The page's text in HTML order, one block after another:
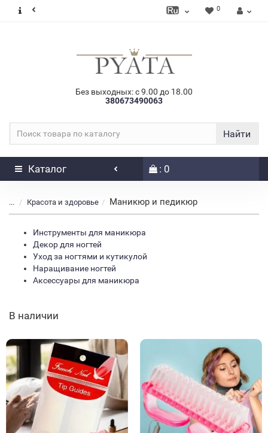
0
Без выходных: с 9.00 до 18.00
380673490063
Найти
Каталог : 0
... Красота и здоровье Маникюр и педикюр
Инструменты для маникюра
Декор для ногтей
Уход за ногтями и кутикулой
Наращивание ногтей
Аксессуары для маникюра
В наличии